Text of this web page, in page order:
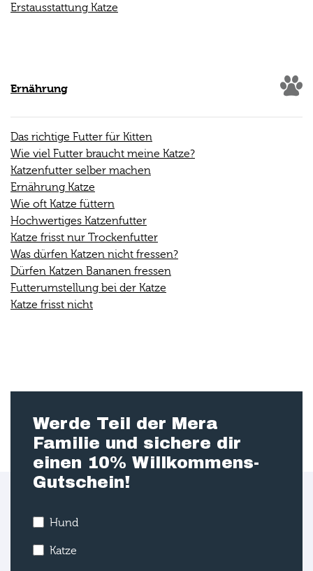
Erstausstattung Katze
Ernährung
Das richtige Futter für Kitten
Wie viel Futter braucht meine Katze?
Katzenfutter selber machen
Ernährung Katze
Wie oft Katze füttern
Hochwertiges Katzenfutter
Katze frisst nur Trockenfutter
Was dürfen Katzen nicht fressen?
Dürfen Katzen Bananen fressen
Futterumstellung bei der Katze
Katze frisst nicht
Werde Teil der Mera
Familie und sichere dir
einen 10% Willkommens-
Gutschein!
Hund
Katze